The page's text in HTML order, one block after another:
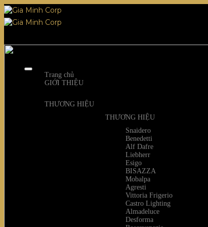
Skip
to
content
Trang chủ
GIỚI THIỆU
THƯƠNG HIỆU
THƯƠNG HIỆU
Snaidero
Benedetti
Alf Dafre
Liebherr
Esigo
BISAZZA
Mobalpa
Agresti
Vittoria Frigerio
Castro Lighting
Almadeluce
Desforma